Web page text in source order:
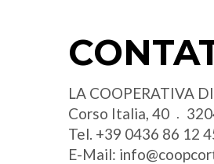
LA COOPERATIVA
Corso Italia, 40
Tel. +39 0436 86 12
E-Mail: